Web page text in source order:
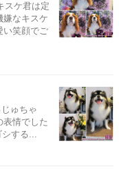
スケ君は定
嫌なキスケ
い笑顔でご
ゅちゃ
表情でした
する...